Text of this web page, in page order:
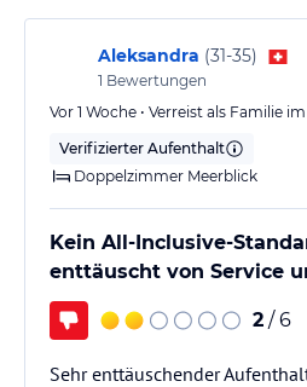
Aleksandra (31-35)
1 Bewertungen
Vor 1 Woche • Verreist als Familie
Verifizierter Aufenthalt
Doppelzimmer Meerblick
Kein All-Inclusive-
enttäuscht von Service
2 / 6
Sehr enttäuschender